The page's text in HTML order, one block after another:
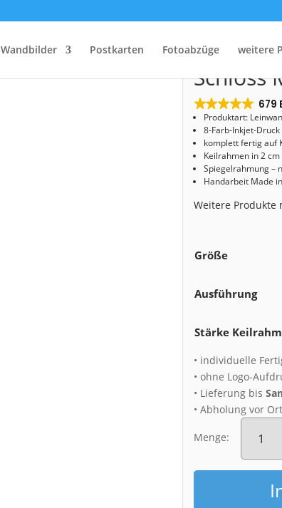
Wandbilder Postkarten Fotoabzüge weitere
Start/Shop/Leinwand/ Leinwand (01672) Schloss Muskau am
Schloss
679
Produktart:
8-Farb-Inkjet-
komplett fertig auf
Keilrahmen in 2
Spiegelrahmung –
Handarbeit Made
Weitere
Größe
Ausführung
Stärke
• individuelle
• ohne Logo-
• Lieferung bis
• Abholung vor
Menge:
(01672)
Muskau
am
Morgen
Menge